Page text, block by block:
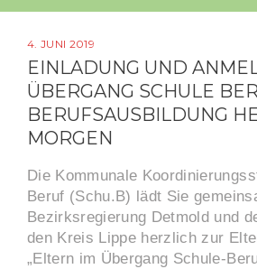
4. JUNI 2019
EINLADUNG UND
ÜBERGANG SCHULE
BERUFSAUSBILDUNG
MORGEN
Die Kommunale
Beruf (Schu.B) lädt Sie
Bezirksregierung Detmold und
den Kreis Lippe herzlich zur
„Eltern im Übergang Schule-